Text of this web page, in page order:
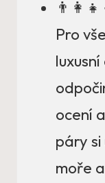
Pro
ocení
páry si
moře